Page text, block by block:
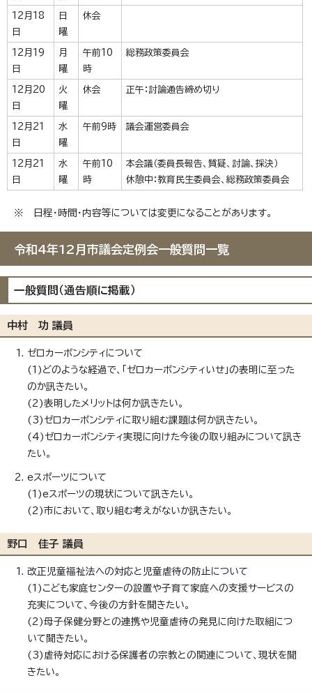
12月18
日
日
曜
休会
12月19
日
月
曜
午前10
時
総務政策委員会
12月20
日
火
曜
休会 正午：討論通告締め切り
12月21
日
水
曜
午前9時 議会運営委員会
12月21
日
水
曜
午前10
時
本会議（委員長報告、質疑、討論、採決）
休憩中：教育民生委員会、総務政策委員会
※ 日程・時間・内容等については変更になることがあります。
令和4年12月市議会定例会一般質問一覧
一般質問（通告順に掲載）
中村 功 議員
ゼロカーボンシティについて
(1)どのような経過で、「ゼロカーボンシティいせ」の表明に至った
のか訊きたい。
(2)表明したメリットは何か訊きたい。
(3)ゼロカーボンシティに取り組む課題は何か訊きたい。
(4)ゼロカーボンシティ実現に向けた今後の取り組みについて訊き
たい。
eスポーツについて
(1)eスポーツの現状について訊きたい。
(2)市において、取り組む考えがないか訊きたい。
野口 佳子 議員
改正児童福祉法への対応と児童虐待の防止について
(1)こども家庭センターの設置や子育て家庭への支援サービスの
充実について、今後の方針を聞きたい。
(2)母子保健分野との連携や児童虐待の発見に向けた取組につ
いて聞きたい。
(3)虐待対応における保護者の宗教との関連について、現状を聞
きたい。